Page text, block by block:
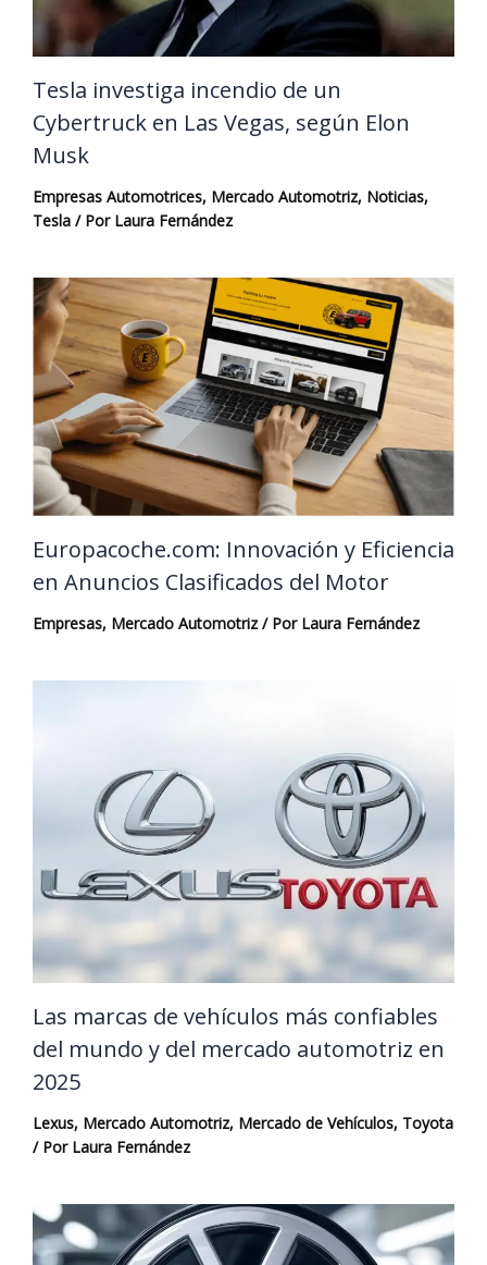
Tesla investiga incendio de un
Cybertruck en Las Vegas, según Elon
Musk
Empresas Automotrices, Mercado Automotriz, Noticias,
Tesla / Por Laura Fernández
Europacoche.com: Innovación y Eficiencia
en Anuncios Clasificados del Motor
Empresas, Mercado Automotriz/ Por Laura Fernández
Las marcas de vehículos más confiables
del mundo y del mercado automotriz en
2025
Lexus, Mercado Automotriz, Mercado de Vehículos, Toyota
/ Por Laura Fernández